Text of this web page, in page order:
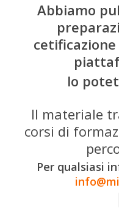
Abbiamo
lo
Il materiale
corsi di
Per qualsiasi